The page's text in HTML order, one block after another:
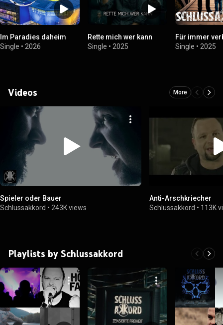
Im Paradies daheim
Single • 2026
Rette mich wer kann
Single • 2025
Für immer
Single • 2025
Videos More
Spieler oder Bauer
Schlussakkord • 243K views
Anti-Arschkriecher
Schlussakkord • 113K
Playlists by Schlussakkord